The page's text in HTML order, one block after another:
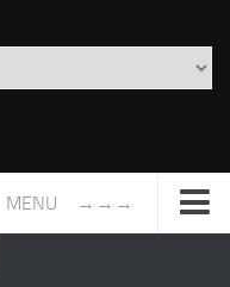
MENU →→→